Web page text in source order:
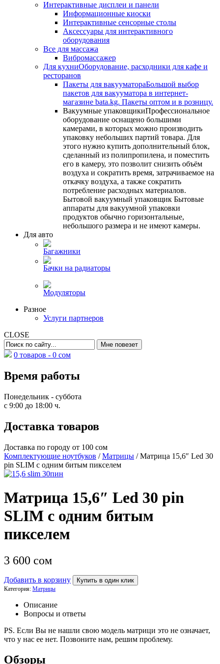
Интерактивные дисплеи и панели
Информационные киоски
Интерактивные сенсорные столы
Аксессуары для интерактивного
оборудования
Все для массажа
Вибромассажер
Для кухниОборудование, расходники для кафе и
ресторанов
Пакеты для вакууматораБольшой выбор
пакетов для вакууматора в интернет-
магазине bata.kg. Пакеты оптом и в розницу.
Вакуумные упаковщикиПрофессиональное
оборудование оснащено большими
камерами, в которых можно производить
упаковку небольших партий товара. Для
этого нужно купить дополнительный блок,
сделанный из полипропилена, и поместить
его в камеру, это позволит снизить объём
воздуха и сократить время, затрачиваемое на
откачку воздуха, а также сократить
потребление расходных материалов.
Бытовой вакуумный упаковщик Бытовые
аппараты для вакуумной упаковки
продуктов обычно горизонтальные,
небольшого размера и не имеют камеры.
Для авто
Багажники
Бачки на радиаторы
Модуляторы
Разное
Услуги партнеров
CLOSE
0 товаров - 0 сом
Время работы
Понедельник - суббота
с 9:00 до 18:00 ч.
Доставка товаров
Доставка по городу от 100 сом
Комплектующие ноутбуков /Матрицы / Матрица 15,6″ Led 30
pin SLIM с одним битым пикселем
Матрица 15,6″ Led 30 pin
SLIM с одним битым
пикселем
3 600 сом
Добавить в корзину Купить в один клик
Категория: Матрицы
Описание
Вопросы и ответы
PS. Если Вы не нашли свою модель матрици это не означает,
что у нас ее нет. Позвоните нам, решим проблему.
Обзоры